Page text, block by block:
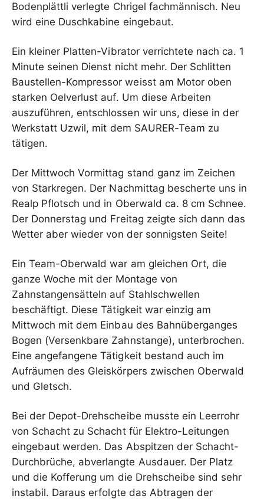
Bodenplättli verlegte Chrigel fachmännisch. Neu
wird eine Duschkabine eingebaut.
Ein kleiner Platten-Vibrator verrichtete nach ca. 1
Minute seinen Dienst nicht mehr. Der Schlitten
Baustellen-Kompressor weisst am Motor oben
starken Oelverlust auf. Um diese Arbeiten
auszuführen, entschlossen wir uns, diese in der
Werkstatt Uzwil, mit dem SAURER-Team zu
tätigen.
Der Mittwoch Vormittag stand ganz im Zeichen
von Starkregen. Der Nachmittag bescherte uns in
Realp Pflotsch und in Oberwald ca. 8 cm Schnee.
Der Donnerstag und Freitag zeigte sich dann das
Wetter aber wieder von der sonnigsten Seite!
Ein Team-Oberwald war am gleichen Ort, die
ganze Woche mit der Montage von
Zahnstangensätteln auf Stahlschwellen
beschäftigt. Diese Tätigkeit war einzig am
Mittwoch mit dem Einbau des Bahnüberganges
Bogen (Versenkbare Zahnstange), unterbrochen.
Eine angefangene Tätigkeit bestand auch im
Aufräumen des Gleiskörpers zwischen Oberwald
und Gletsch.
Bei der Depot-Drehscheibe musste ein Leerrohr
von Schacht zu Schacht für Elektro-Leitungen
eingebaut werden. Das Abspitzen der Schacht-
Durchbrüche, abverlangte Ausdauer. Der Platz
und die Kofferung um die Drehscheibe sind sehr
instabil. Daraus erfolgte das Abtragen der